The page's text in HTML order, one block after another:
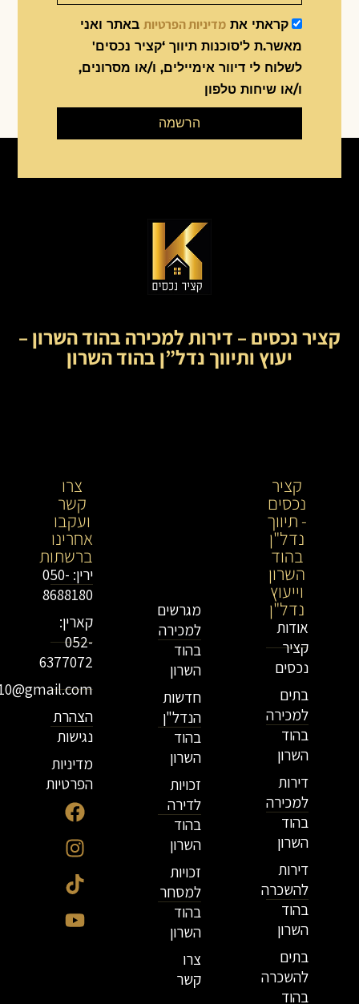
קראתי את מדיניות הפרטיות באתר ואני
מאשר.ת ל'סוכנות תיווך ‘קציר נכסים'
לשלוח לי דיוור אימיילים, ו/או מסרונים,
ו/או שיחות טלפון
הרשמה
קציר נכסים – דירות למכירה בהוד השרון –
יעוץ ותיווך נדל”ן בהוד השרון
קציר
נכסים
- תיווך
נדל"ן
בהוד
השרון
וייעוץ
נדל"ן
אודות
קציר
נכסים
בתים
למכירה
בהוד
השרון
דירות
למכירה
בהוד
השרון
דירות
להשכרה
בהוד
השרון
בתים
להשכרה
בהוד
מגרשים
למכירה
בהוד
השרון
חדשות
הנדל"ן
בהוד
השרון
זכויות
לדירה
בהוד
השרון
זכויות
למסחר
בהוד
השרון
צרו
קשר
צרו
קשר
ועקבו
אחרינו
ברשתות
ירין: 050-
8688180
קארין:
052-
6377072
הצהרת
נגישות
מדיניות
הפרטיות